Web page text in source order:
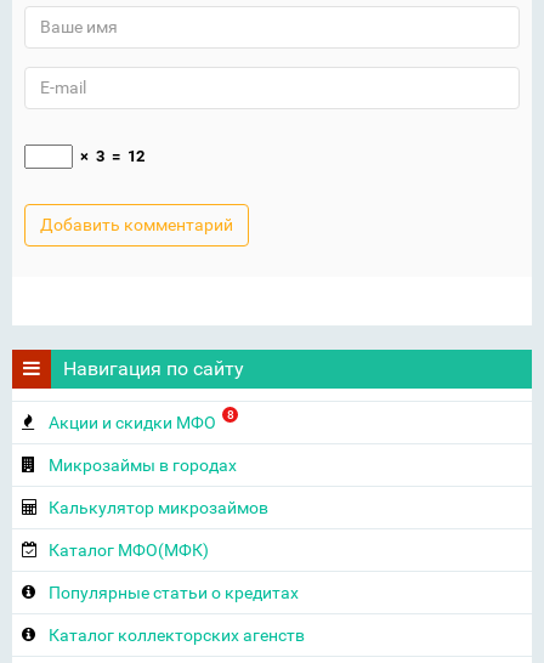
× 3 = 12
Навигация по сайту
Акции и скидки МФО 8
Микрозаймы в городах
Калькулятор микрозаймов
Каталог МФО(МФК)
Популярные статьи о кредитах
Каталог коллекторских агенств